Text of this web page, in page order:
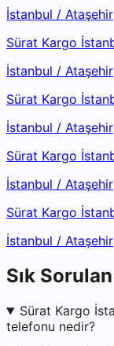
İstanbul / Ataşehir
Sürat Kargo
İstanbul / Ataşehir
Sürat Kargo
İstanbul / Ataşehir
Sürat Kargo
İstanbul / Ataşehir
Sürat Kargo
İstanbul / Ataşehir
Sık
Sürat Kargo
telefonu nedir?